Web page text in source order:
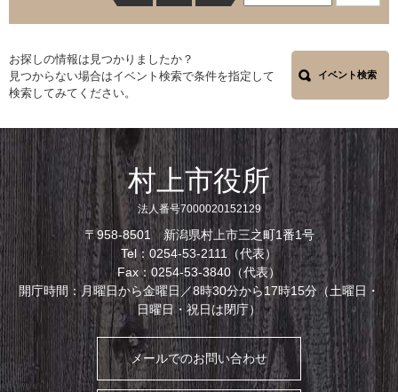
お探しの情報は見つかりましたか？
見つからない場合はイベント検索で条件を指定して
検索してみてください。
イベント検索
村上市役所
法人番号7000020152129
〒958-8501 新潟県村上市三之町1番1号
Tel：0254-53-2111（代表）
Fax：0254-53-3840（代表）
開庁時間：月曜日から金曜日／8時30分から17時15分（土曜日・
日曜日・祝日は閉庁）
メールでのお問い合わせ